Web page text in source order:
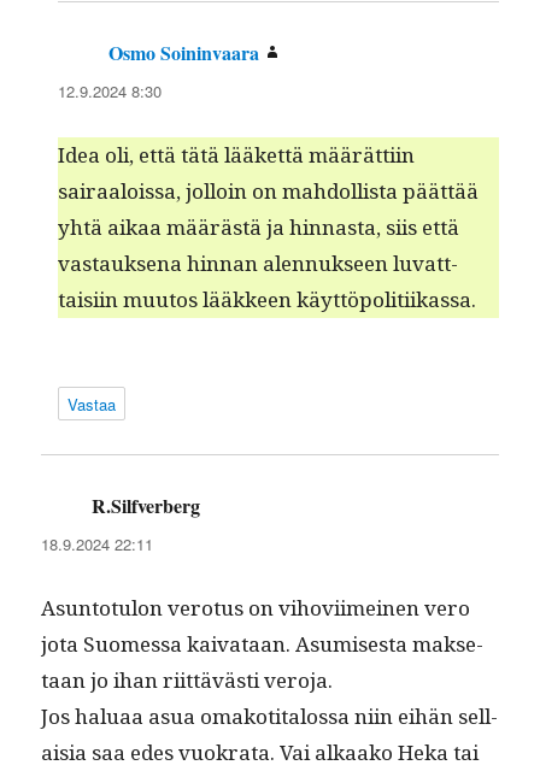
Osmo Soininvaara
12.9.2024 8:30
Idea oli, että tätä lääket­tä määrät­ti­in
sairaalois­sa, jol­loin on mah­dol­lista päät­tää
yhtä aikaa määrästä ja hin­nas­ta, siis että
vas­tauk­se­na hin­nan alen­nuk­seen luvatt­
taisi­in muu­tos lääk­keen käyttöpolitiikassa.
Vastaa
R.Silfverberg
18.9.2024 22:11
Asun­to­tu­lon vero­tus on vihovi­imeinen vero
jota Suomes­sa kai­vataan. Asumis­es­ta mak­se­
taan jo ihan riit­tävästi veroja.
Jos halu­aa asua omakoti­talos­sa niin eihän sel­l­
aisia saa edes vuokra­ta. Vai alka­ako Heka tai